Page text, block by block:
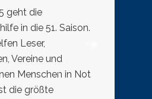
geht die
in die 51. Saison.
Leser,
Vereine und
Menschen in Not
die größte